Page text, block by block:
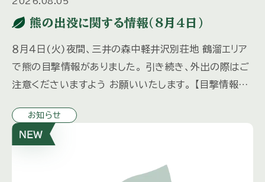
熊の出没に関する情報(８月４日)
８月４日(火)夜間、三井の森中軽井沢別荘地 鶴溜エリア
で熊の目撃情報がありました。 引き続き、外出の際はご
注意くださいますよう お願いいたします。 【目撃情報が
お知らせ